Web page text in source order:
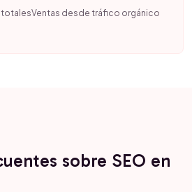
totalesVentas desde tráfico orgánico
sobre SEO en